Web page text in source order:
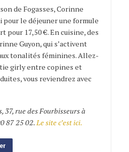
de Fogasses, Corinne
pour le déjeuner une formule
pour 17,50 €. En cuisine, des
Guyon, qui s’activent
tonalités féminines. Allez-
girly entre copines et
vous reviendrez avec
37, rue des Fourbisseurs à
87 25 02.Le site c’est ici.